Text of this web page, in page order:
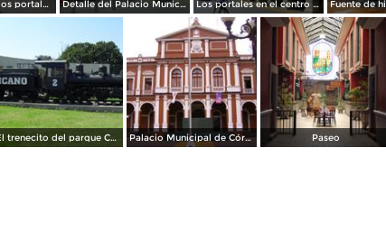
La Av. 3 desde los portales de Córdoba. Abril/2012 Detalle del Palacio Municipal y arquitectura colonial. Abril/2012 Los portales en el centro de Córdoba. Abril/2012
El trenecito del parque Centenario Palacio Municipal de Córdoba Paseo